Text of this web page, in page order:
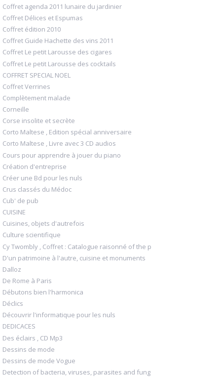
Coffret agenda 2011 lunaire du jardinier
Coffret Délices et Espumas
Coffret édition 2010
Coffret Guide Hachette des vins 2011
Coffret Le petit Larousse des cigares
Coffret Le petit Larousse des cocktails
COFFRET SPECIAL NOEL
Coffret Verrines
Complètement malade
Corneille
Corse insolite et secrète
Corto Maltese , Edition spécial anniversaire
Corto Maltese , Livre avec 3 CD audios
Cours pour apprendre à jouer du piano
Création d'entreprise
Créer une Bd pour les nuls
Crus classés du Médoc
Cub' de pub
CUISINE
Cuisines, objets d'autrefois
Culture scientifique
Cy Twombly , Coffret : Catalogue raisonné of the p
D'un patrimoine à l'autre, cuisine et monuments
Dalloz
De Rome à Paris
Débutons bien l'harmonica
Déclics
Découvrir l'informatique pour les nuls
DEDICACES
Des éclairs , CD Mp3
Dessins de mode
Dessins de mode Vogue
Detection of bacteria, viruses, parasites and fung